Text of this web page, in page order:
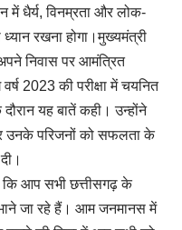
में धैर्य, विनम्रता और लोक-
रखना होगा।मुख्यमंत्री
निवास पर आमंत्रित
2023 की परीक्षा में चयनित
यह बातें कही। उन्होंने
उनके परिजनों को सफलता के
कि आप सभी छत्तीसगढ़ के
जा रहे हैं। आम जनमानस में